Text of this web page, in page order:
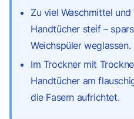
Zu viel Waschmittel
Handtücher steif –
Weichspüler weglassen.
Im Trockner mit
Handtücher am
die Fasern aufrichtet.